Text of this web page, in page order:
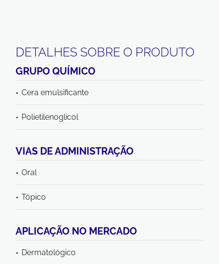
DETALHES SOBRE O PRODUTO
GRUPO QUÍMICO
Cera emulsificante
Polietilenoglicol
VIAS DE ADMINISTRAÇÃO
Oral
Tópico
APLICAÇÃO NO MERCADO
Dermatológico